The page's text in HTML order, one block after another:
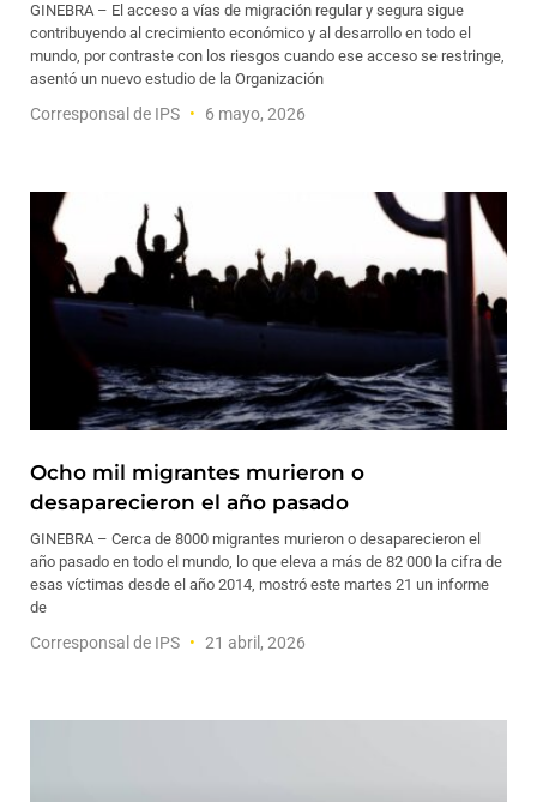
GINEBRA – El acceso a vías de migración regular y segura sigue
contribuyendo al crecimiento económico y al desarrollo en todo el
mundo, por contraste con los riesgos cuando ese acceso se restringe,
asentó un nuevo estudio de la Organización
Corresponsal de IPS 6 mayo, 2026
Ocho mil migrantes murieron o
desaparecieron el año pasado
GINEBRA – Cerca de 8000 migrantes murieron o desaparecieron el
año pasado en todo el mundo, lo que eleva a más de 82 000 la cifra de
esas víctimas desde el año 2014, mostró este martes 21 un informe
de
Corresponsal de IPS 21 abril, 2026